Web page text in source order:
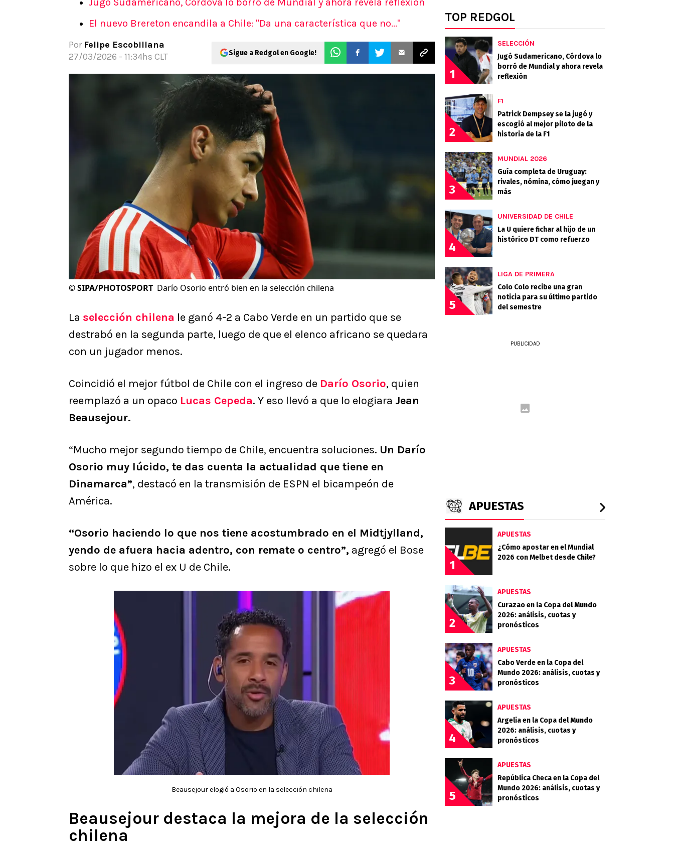
El nuevo Brereton encandila a Chile: "Da una característica que no..."
Por Felipe Escobillana
27/03/2026 - 11:34hs CLT
Sigue a Redgol en Google!
©SIPA/PHOTOSPORT Darío Osorio entró bien en la selección chilena
La selección chilena le ganó 4-2 a Cabo Verde en un partido que se
destrabó en la segunda parte, luego de que el elenco africano se quedara
con un jugador menos.
Coincidió el mejor fútbol de Chile con el ingreso de Darío Osorio, quien
reemplazó a un opaco Lucas Cepeda. Y eso llevó a que lo elogiara Jean
Beausejour.
“Mucho mejor segundo tiempo de Chile, encuentra soluciones. Un Darío
Osorio muy lúcido, te das cuenta la actualidad que tiene en
Dinamarca”, destacó en la transmisión de ESPN el bicampeón de
América.
“Osorio haciendo lo que nos tiene acostumbrado en el Midtjylland,
yendo de afuera hacia adentro, con remate o centro”, agregó el Bose
sobre lo que hizo el ex U de Chile.
Beausejour elogió a Osorio en la selección chilena
Beausejour destaca la mejora de la selección
chilena
TOP REDGOL
1
SELECCIÓN
Jugó Sudamericano, Córdova lo
borró de Mundial y ahora revela
reflexión
2
F1
Patrick Dempsey se la jugó y
escogió al mejor piloto de la
historia de la F1
3
MUNDIAL 2026
Guía completa de Uruguay:
rivales, nómina, cómo juegan y
más
4
UNIVERSIDAD DE CHILE
La U quiere fichar al hijo de un
histórico DT como refuerzo
5
LIGA DE PRIMERA
Colo Colo recibe una gran
noticia para su último partido
del semestre
PUBLICIDAD
APUESTAS
1
APUESTAS
¿Cómo apostar en el Mundial
2026 con Melbet desde Chile?
2
APUESTAS
Curazao en la Copa del Mundo
2026: análisis, cuotas y
pronósticos
3
APUESTAS
Cabo Verde en la Copa del
Mundo 2026: análisis, cuotas y
pronósticos
4
APUESTAS
Argelia en la Copa del Mundo
2026: análisis, cuotas y
pronósticos
5
APUESTAS
República Checa en la Copa del
Mundo 2026: análisis, cuotas y
pronósticos